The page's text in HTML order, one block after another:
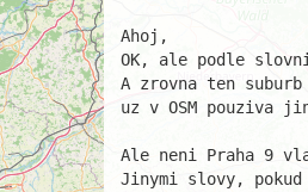
Ahoj,
OK, ale podle
A zrovna ten
uz v OSM pouziva
Ale neni Praha 9
Jinymi slovy,